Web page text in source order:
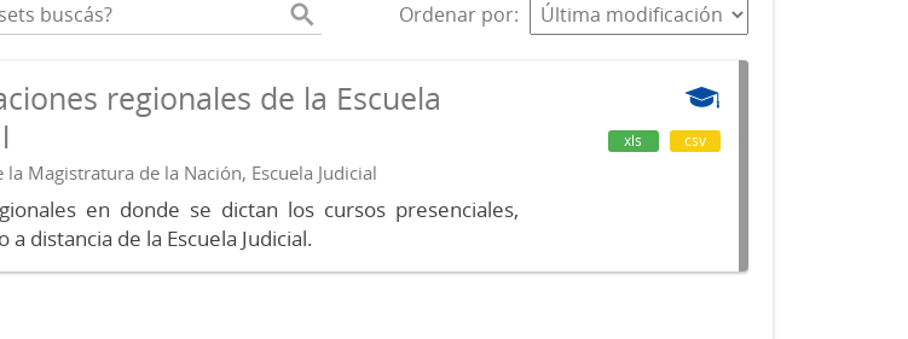
Ordenar por
regionales de la Escuela
la Magistratura de la Nación, Escuela Judicial
en donde se dictan los cursos presenciales,
a distancia de la Escuela Judicial.
xls csv